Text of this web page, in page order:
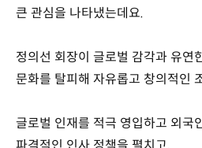
큰 관심을 나타냈는데요.
정의선 회장이 글로벌 감각과 유연
문화를 탈피해 자유롭고 창의적인
글로벌 인재를 적극 영입하고 외국